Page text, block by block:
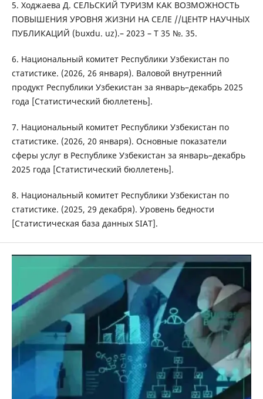
5. Ходжаева Д. СЕЛЬСКИЙ ТУРИЗМ КАК ВОЗМОЖНОСТЬ
ПОВЫШЕНИЯ УРОВНЯ ЖИЗНИ НА СЕЛЕ //ЦЕНТР НАУЧНЫХ
ПУБЛИКАЦИЙ (buxdu. uz).– 2023 – Т 35 №. 35.
6. Национальный комитет Республики Узбекистан по
статистике. (2026, 26 января). Валовой внутренний
продукт Республики Узбекистан за январь–декабрь 2025
года [Статистический бюллетень].
7. Национальный комитет Республики Узбекистан по
статистике. (2026, 20 января). Основные показатели
сферы услуг в Республике Узбекистан за январь–декабрь
2025 года [Статистический бюллетень].
8. Национальный комитет Республики Узбекистан по
статистике. (2025, 29 декабря). Уровень бедности
[Статистическая база данных SIAT].